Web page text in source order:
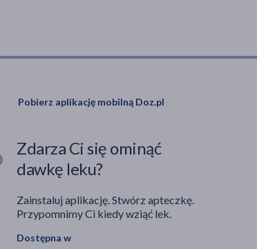
Pobierz aplikację mobilną Doz.pl
Zdarza Ci się ominąć
dawkę leku?
Zainstaluj aplikację. Stwórz apteczkę.
Przypomnimy Ci kiedy wziąć lek.
Dostępna w